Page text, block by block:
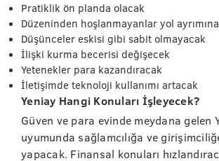
Pratiklik ön planda olacak
Düzeninden hoşlanmayanlar yol
Düşünceler eskisi gibi sabit olmayacak
İlişki kurma becerisi değişecek
Yetenekler para kazandıracak
İletişimde teknoloji kullanımı artacak
Yeniay Hangi Konuları İşleyecek?
Güven ve para evinde meydana gelen
uyumunda sağlamcılığa ve
yapacak. Finansal konuları